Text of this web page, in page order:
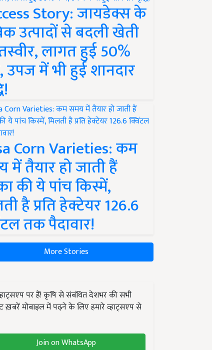
Story: जायडेक्स के
उत्पादों से बदली खेती
लागत हुई 50%
में भी हुई शानदार
Corn Varieties: कम
में तैयार हो जाती हैं
की ये पांच किस्में,
है प्रति हेक्टेयर 126.6
तक पैदावार!
More Stories
पर हैं! कृषि से संबंधित देशभर की सभी
ख़बरें मोबाइल में पढ़ने के लिए हमारे व्हाट्सएप से
Join on WhatsApp